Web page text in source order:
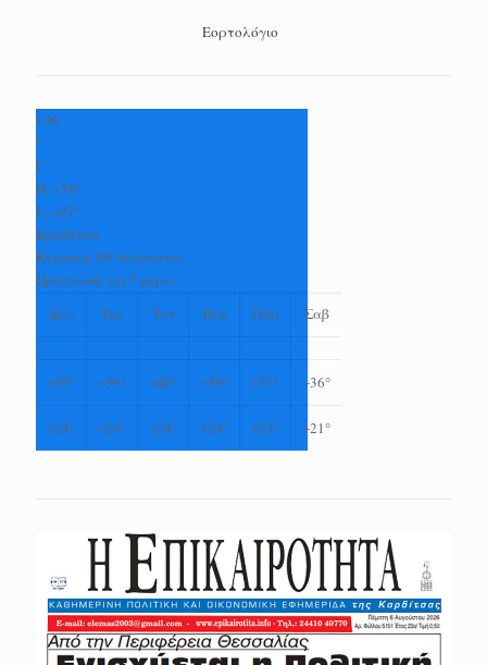
Εορτολόγιο
+36
°
C
H: +38°
L: +27°
Καρδίτσα
Κυριακή, 09 Αύγουστος
Πρόγνωση για 7 μέρες
Δευ
Τρι Τετ Πεμ Παρ Σαβ
+35° +39° +40° +39° +37° +36°
+24° +24° +24° +24° +23° +21°